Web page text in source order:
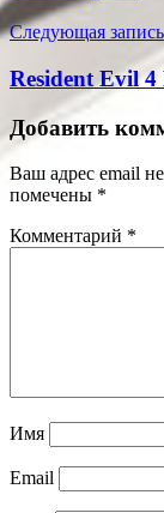
Следующая запись
Resident Evil
Добавить
Ваш адрес email
помечены *
Комментарий *
Имя
Email